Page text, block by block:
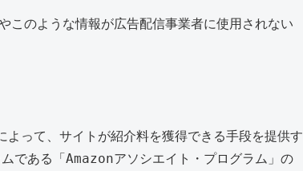
のような情報が広告配信事業者に使用されない
って、サイトが紹介料を獲得できる手段を提供す
である「Amazonアソシエイト・プログラム」の